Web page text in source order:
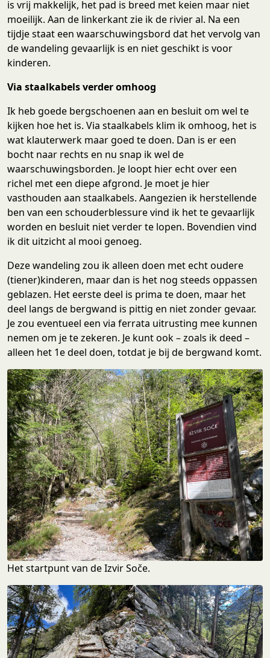
is vrij makkelijk, het pad is breed met keien maar niet
moeilijk. Aan de linkerkant zie ik de rivier al. Na een
tijdje staat een waarschuwingsbord dat het vervolg van
de wandeling gevaarlijk is en niet geschikt is voor
kinderen.
Via staalkabels verder omhoog
Ik heb goede bergschoenen aan en besluit om wel te
kijken hoe het is. Via staalkabels klim ik omhoog, het is
wat klauterwerk maar goed te doen. Dan is er een
bocht naar rechts en nu snap ik wel de
waarschuwingsborden. Je loopt hier echt over een
richel met een diepe afgrond. Je moet je hier
vasthouden aan staalkabels. Aangezien ik herstellende
ben van een schouderblessure vind ik het te gevaarlijk
worden en besluit niet verder te lopen. Bovendien vind
ik dit uitzicht al mooi genoeg.
Deze wandeling zou ik alleen doen met echt oudere
(tiener)kinderen, maar dan is het nog steeds oppassen
geblazen. Het eerste deel is prima te doen, maar het
deel langs de bergwand is pittig en niet zonder gevaar.
Je zou eventueel een via ferrata uitrusting mee kunnen
nemen om je te zekeren. Je kunt ook – zoals ik deed –
alleen het 1e deel doen, totdat je bij de bergwand komt.
Het startpunt van de Izvir Soče.